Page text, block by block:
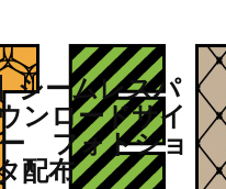
シームレスパ
ンロードサイ
フォトショ
配布